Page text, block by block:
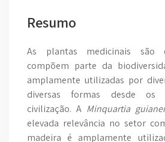
Resumo
As plantas medicinais são
compõem parte da
amplamente utilizadas por
diversas formas desde os
civilização. A Minquartia
elevada relevância no setor
madeira é amplamente